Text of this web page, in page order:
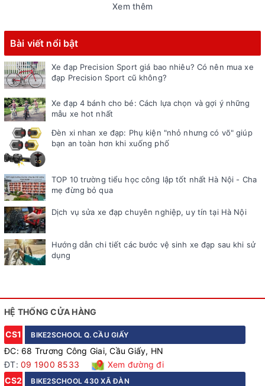
Xem thêm
Bài viết nổi bật
Xe đạp Precision Sport giá bao nhiêu? Có nên mua xe
đạp Precision Sport cũ không?
Xe đạp 4 bánh cho bé: Cách lựa chọn và gợi ý những
mẫu xe hot nhất
Đèn xi nhan xe đạp: Phụ kiện "nhỏ nhưng có võ" giúp
bạn an toàn hơn khi xuống phố
TOP 10 trường tiểu học công lập tốt nhất Hà Nội - Cha
mẹ đừng bỏ qua
Dịch vụ sửa xe đạp chuyên nghiệp, uy tín tại Hà Nội
Hướng dẫn chi tiết các bước vệ sinh xe đạp sau khi sử
dụng
HỆ THỐNG CỬA HÀNG
CS1 BIKE2SCHOOL Q. CẦU GIẤY
ĐC: 68 Trương Công Giai, Cầu Giấy, HN
ĐT: 09 1900 8533
Xem đường đi
CS2
BIKE2SCHOOL 430 XÃ ĐÀN